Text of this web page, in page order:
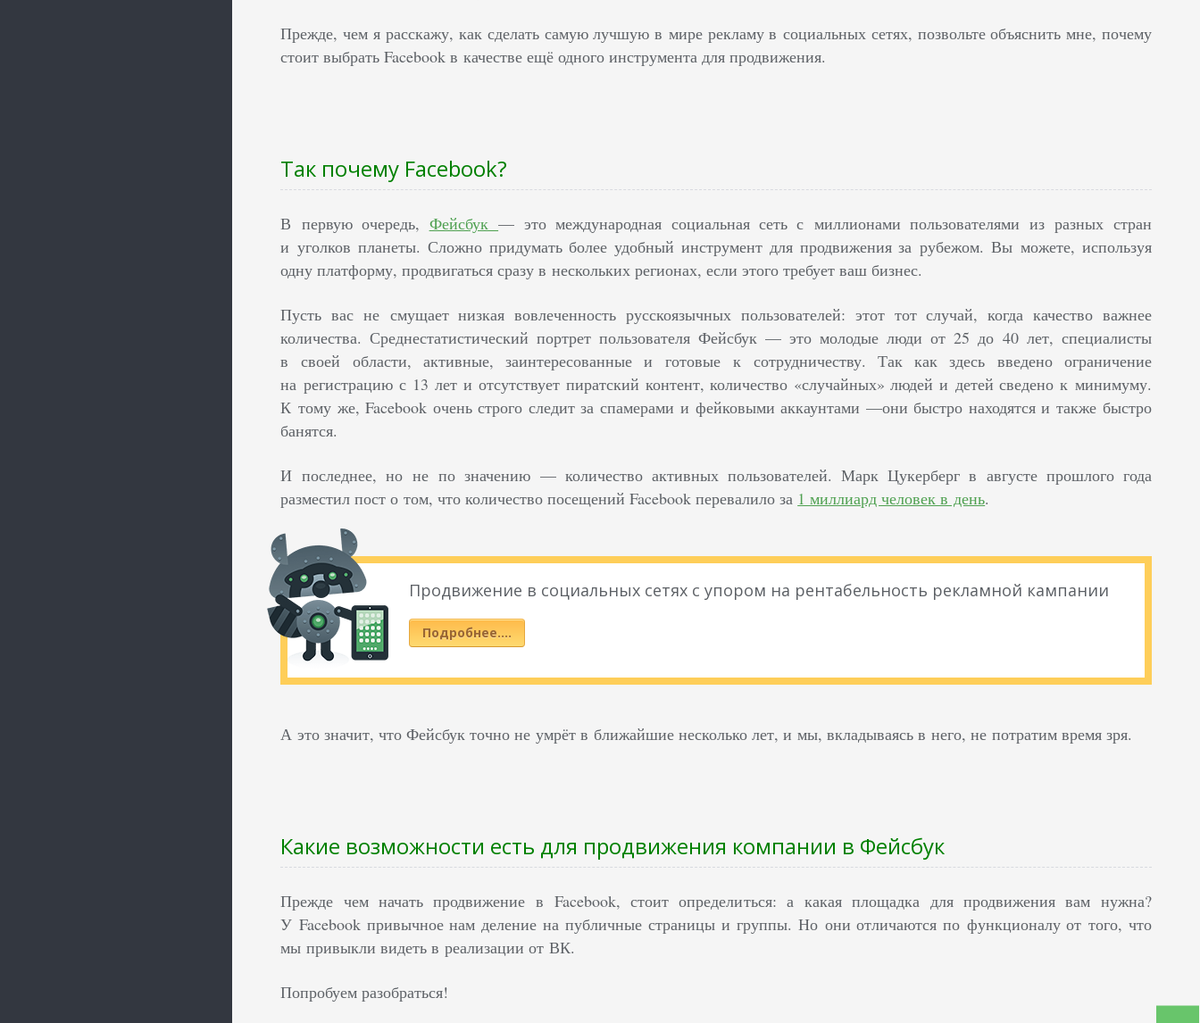
Прежде, чем я расскажу, как сделать самую лучшую в мире рекламу в социальных сетях, позвольте объяснить мне, почему
стоит выбрать Facebook в качестве ещё одного инструмента для продвижения.
Так почему Facebook?
В первую очередь, Фейсбук— это международная социальная сеть с миллионами пользователями из разных стран
и уголков планеты. Сложно придумать более удобный инструмент для продвижения за рубежом. Вы можете, используя
одну платформу, продвигаться сразу в нескольких регионах, если этого требует ваш бизнес.
Пусть вас не смущает низкая вовлеченность русскоязычных пользователей: этот тот случай, когда качество важнее
количества. Среднестатистический портрет пользователя Фейсбук — это молодые люди от 25 до 40 лет, специалисты
в своей области, активные, заинтересованные и готовые к сотрудничеству. Так как здесь введено ограничение
на регистрацию с 13 лет и отсутствует пиратский контент, количество «случайных» людей и детей сведено к минимуму.
К тому же, Facebook очень строго следит за спамерами и фейковыми аккаунтами —они быстро находятся и также быстро
банятся.
И последнее, но не по значению — количество активных пользователей. Марк Цукерберг в августе прошлого года
разместил пост о том, что количество посещений Facebook перевалило за 1 миллиард человек в день.
Продвижение в социальных сетях с упором на рентабельность рекламной кампании
Подробнее….
А это значит, что Фейсбук точно не умрёт в ближайшие несколько лет, и мы, вкладываясь в него, не потратим время зря.
Какие возможности есть для продвижения компании в Фейсбук
Прежде чем начать продвижение в Facebook, стоит определиться: а какая площадка для продвижения вам нужна?
У Facebook привычное нам деление на публичные страницы и группы. Но они отличаются по функционалу от того, что
мы привыкли видеть в реализации от ВК.
Попробуем разобраться!